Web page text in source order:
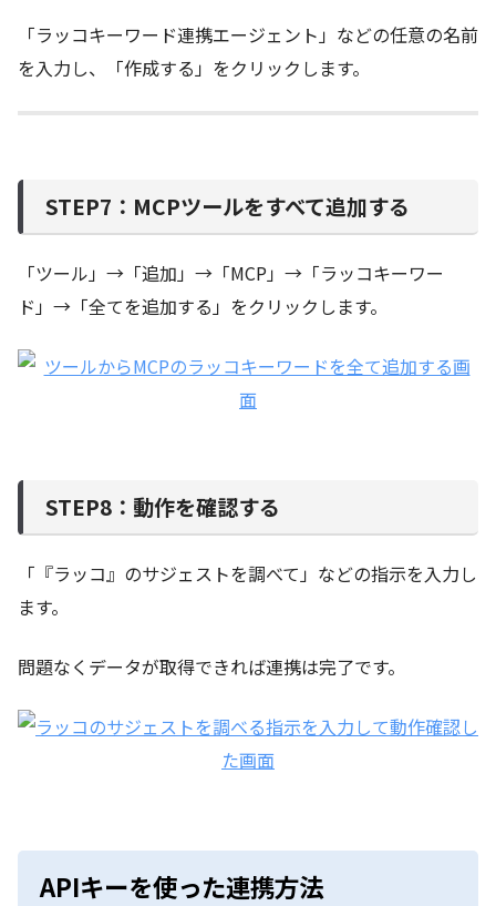
「ラッコキーワード連携エージェント」などの任意の名前
を入力し、「作成する」をクリックします。
STEP7：MCPツールをすべて追加する
「ツール」→「追加」→「MCP」→「ラッコキーワー
ド」→「全てを追加する」をクリックします。
STEP8：動作を確認する
「『ラッコ』のサジェストを調べて」などの指示を入力し
ます。
問題なくデータが取得できれば連携は完了です。
APIキーを使った連携方法